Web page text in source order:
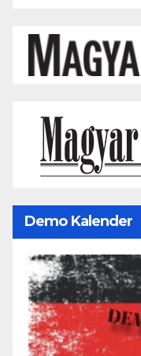
Demo Kalender